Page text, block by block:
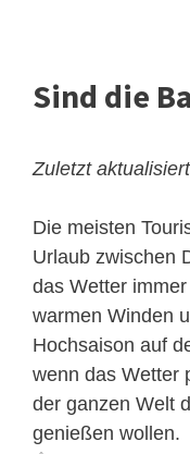
Sind die
Zuletzt
Die meisten
Urlaub zwischen
das Wetter
warmen Winden
Hochsaison auf
wenn das Wetter
der ganzen Welt
genießen wollen.